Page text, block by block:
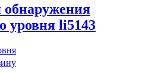
обнаружения
уровня li5143